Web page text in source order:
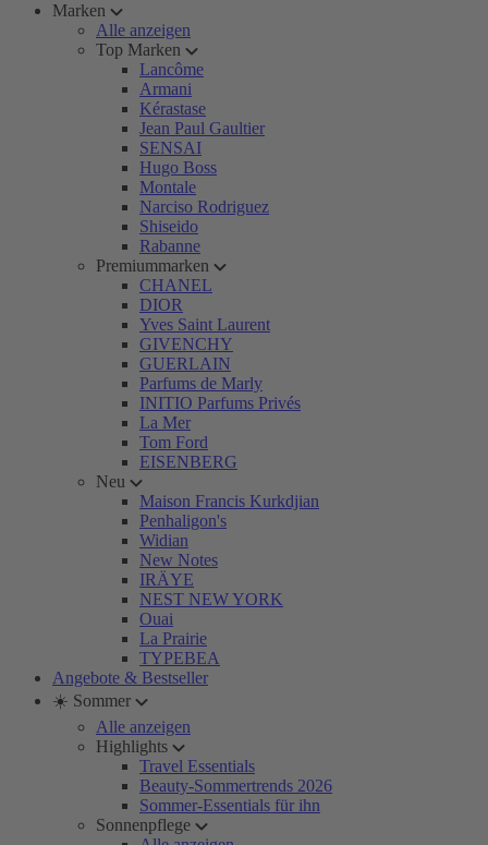
Marken
Alle anzeigen
Top Marken
Lancôme
Armani
Kérastase
Jean Paul Gaultier
SENSAI
Hugo Boss
Montale
Narciso Rodriguez
Shiseido
Rabanne
Premiummarken
CHANEL
DIOR
Yves Saint Laurent
GIVENCHY
GUERLAIN
Parfums de Marly
INITIO Parfums Privés
La Mer
Tom Ford
EISENBERG
Neu
Maison Francis Kurkdjian
Penhaligon's
Widian
New Notes
IRÄYE
NEST NEW YORK
Ouai
La Prairie
TYPEBEA
Angebote & Bestseller
☀️ Sommer
Alle anzeigen
Highlights
Travel Essentials
Beauty-Sommertrends 2026
Sommer-Essentials für ihn
Sonnenpflege